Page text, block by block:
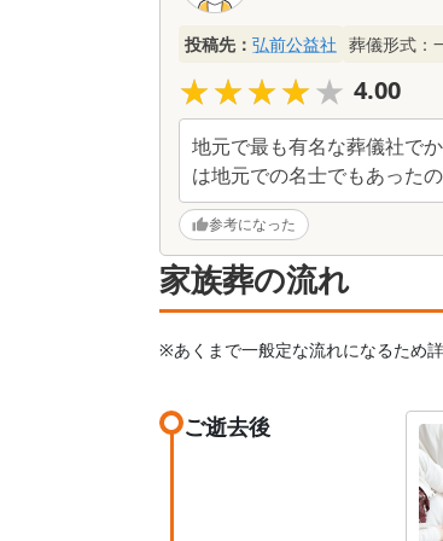
投稿先： 弘前公益社 葬儀形式：
★★★★★
★★★★★ 4.00
地元で最も有名な葬儀社で
は地元での名士でもあった
参考になった
家族葬の流れ
※あくまで一般定な流れになるため
ご逝去後